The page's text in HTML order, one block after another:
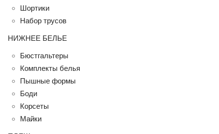
Шортики
Набор трусов
НИЖНЕЕ БЕЛЬЕ
Бюстгальтеры
Комплекты белья
Пышные формы
Боди
Корсеты
Майки